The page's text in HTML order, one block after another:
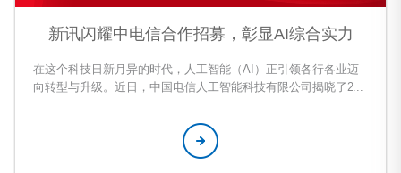
新讯闪耀中电信合作招募，彰显AI综合实力
在这个科技日新月异的时代，人工智能（AI）正引领各行各业迈
向转型与升级。近日，中国电信人工智能科技有限公司揭晓了202
限公司凭借其深厚的AI积累与创新实